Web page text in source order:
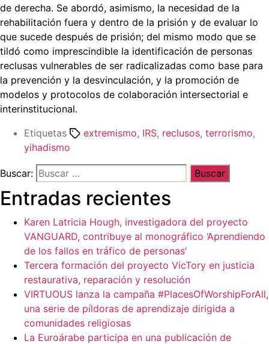
de derecha. Se abordó, asimismo, la necesidad de la
rehabilitación fuera y dentro de la prisión y de evaluar lo
que sucede después de prisión; del mismo modo que se
tildó como imprescindible la identificación de personas
reclusas vulnerables de ser radicalizadas como base para
la prevención y la desvinculación, y la promoción de
modelos y protocolos de colaboración intersectorial e
interinstitucional.
Etiquetas
extremismo, IRS, reclusos, terrorismo,
yihadismo
Buscar:
Entradas recientes
Karen Latricia Hough, investigadora del proyecto
VANGUARD, contribuye al monográfico ‘Aprendiendo
de los fallos en tráfico de personas’
Tercera formación del proyecto VicTory en justicia
restaurativa, reparación y resolución
VIRTUOUS lanza la campaña #PlacesOfWorshipForAll,
una serie de píldoras de aprendizaje dirigida a
comunidades religiosas
La Euroárabe participa en una publicación de